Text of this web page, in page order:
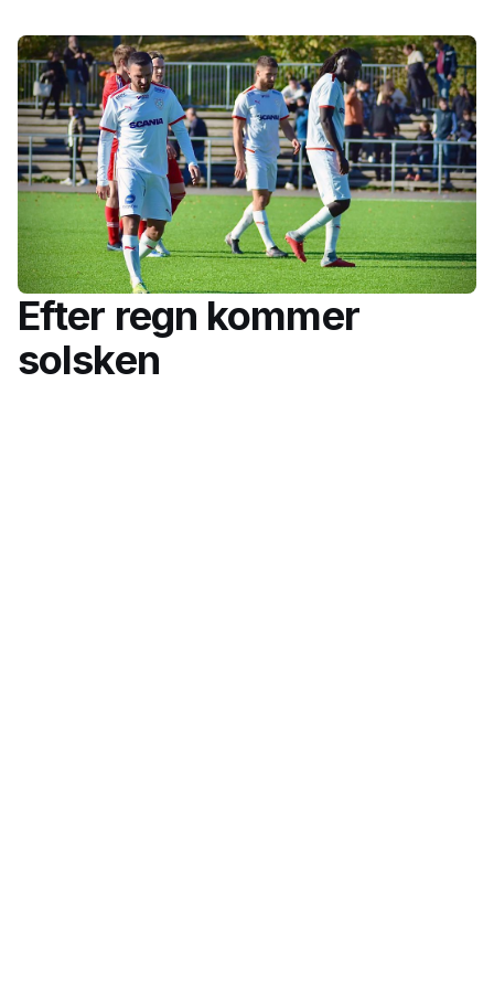
Efter regn kommer
solsken